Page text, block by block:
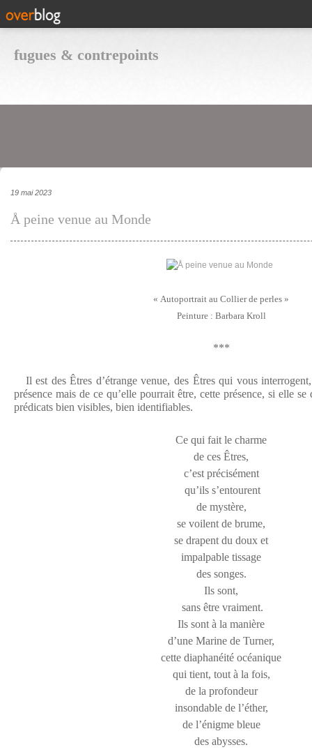
fugues & contrepoints
19 mai 2023
Å peine venue au Monde
« Autoportrait au Collier de perles »
Peinture : Barbara Kroll
***
Il est des Êtres d’étrange venue, des Êtres qui vous
présence mais de ce qu’elle pourrait être, cette présence, si elle
prédicats bien visibles, bien identifiables.
Ce qui fait le charme
de ces Êtres,
c’est précisément
qu’ils s’entourent
de mystère,
se voilent de brume,
se drapent du doux et
impalpable tissage
des songes.
Ils sont,
sans être vraiment.
Ils sont à la manière
d’une Marine de Turner,
cette diaphanéité océanique
qui tient, tout à la fois,
de la profondeur
insondable de l’éther,
de l’énigme bleue
des abysses.